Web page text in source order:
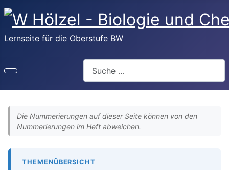
Lernseite für die Oberstufe BW
Die Nummerierungen auf dieser Seite können von den
Nummerierungen im Heft abweichen.
THEMENÜBERSICHT